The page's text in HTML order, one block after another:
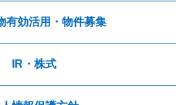
有効活用・物件募集
IR・株式